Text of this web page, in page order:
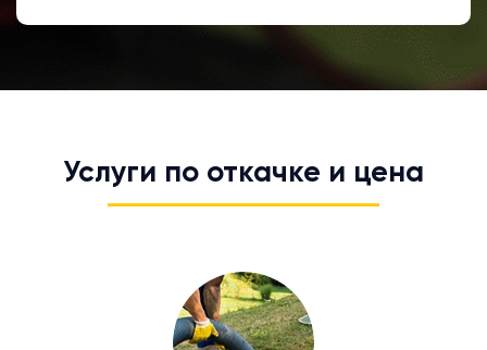
Услуги по откачке и цена